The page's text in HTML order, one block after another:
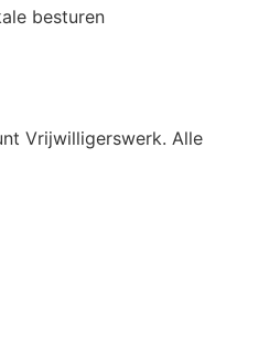
besturen
Vrijwilligerswerk. Alle